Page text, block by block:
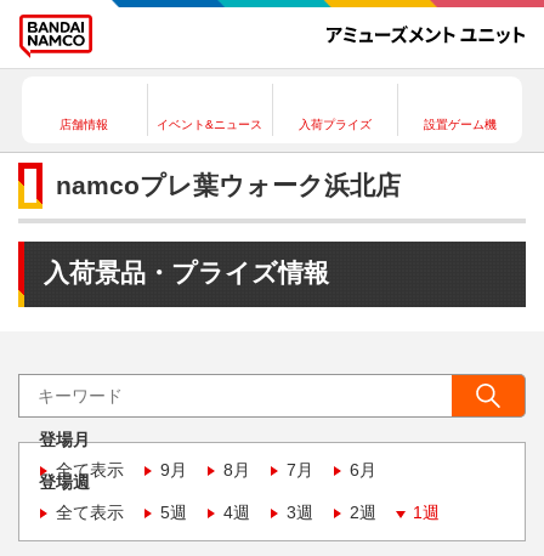
店舗情報 イベント&ニュース 入荷プライズ 設置ゲーム機
namcoプレ葉ウォーク浜北店
入荷景品・プライズ情報
登場月
全て表示
9月 8月 7月 6月
登場週
全て表示
5週 4週 3週 2週 1週